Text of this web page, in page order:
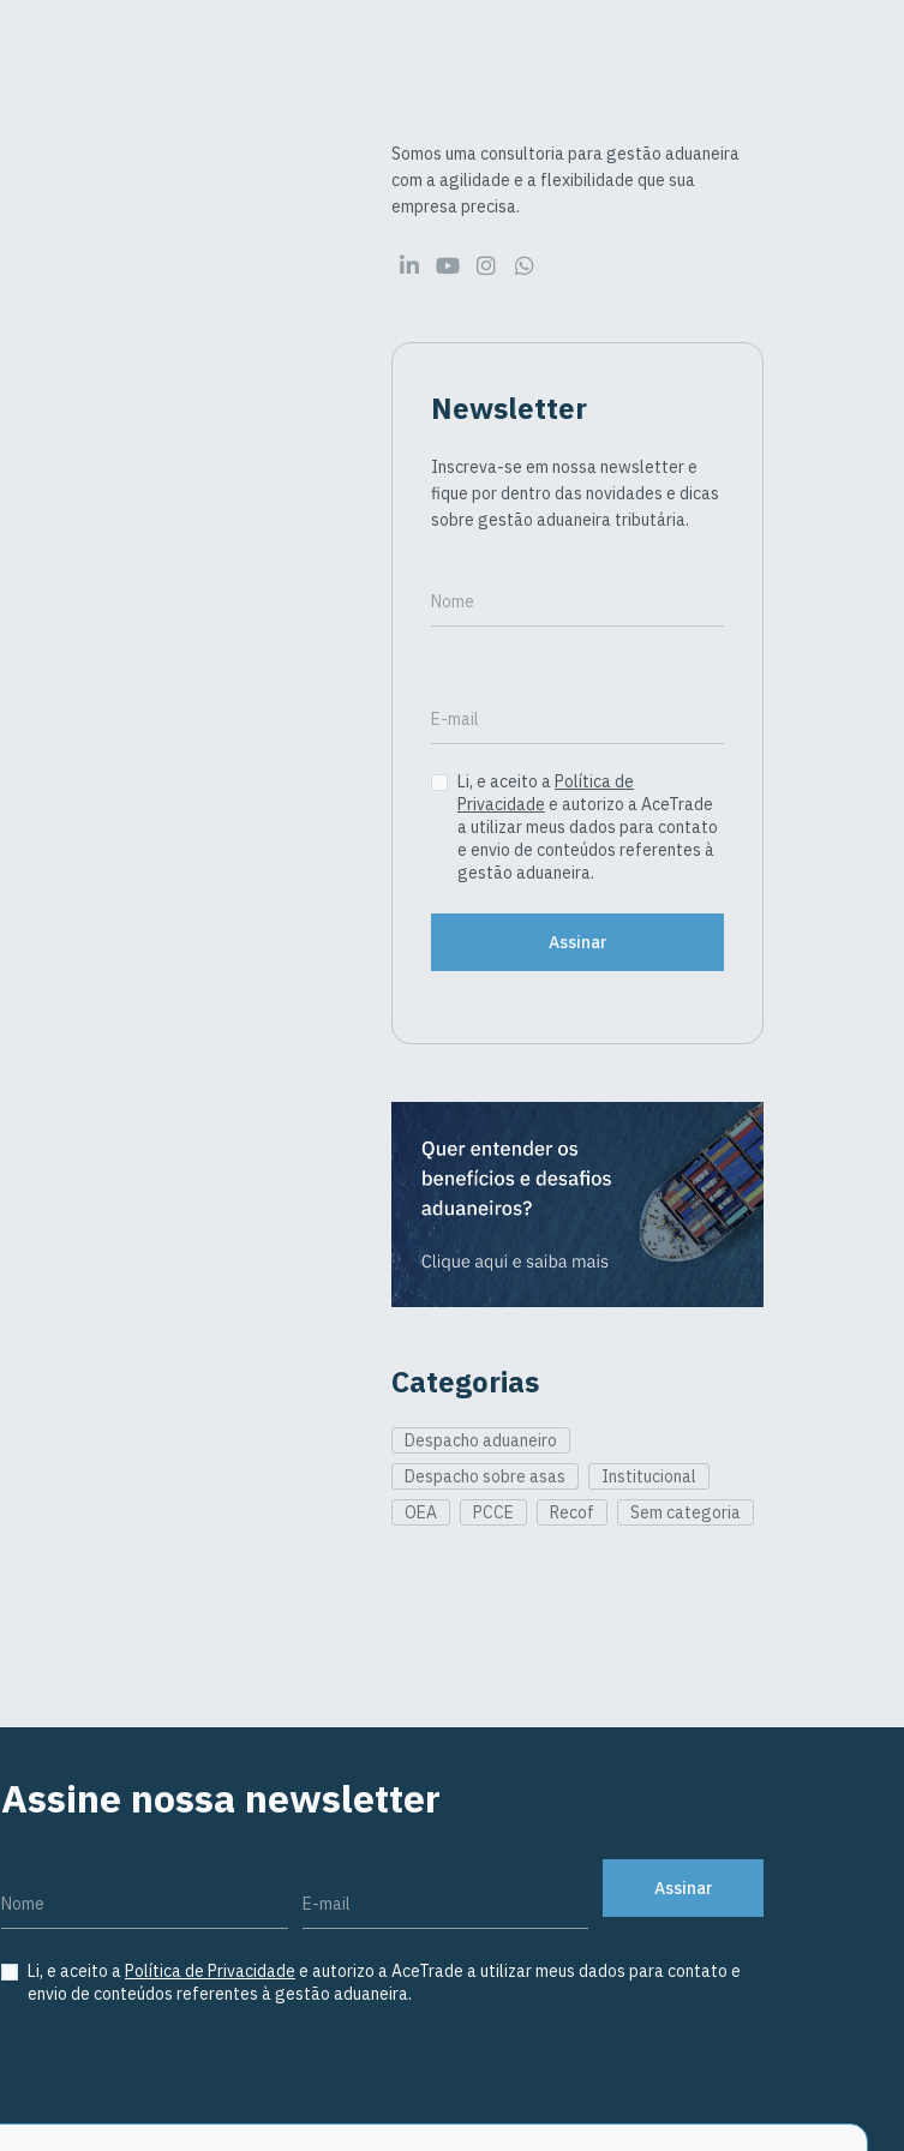
Somos uma consultoria para gestão aduaneira
com a agilidade e a flexibilidade que sua
empresa precisa.
Newsletter
Inscreva-se em nossa newsletter e
fique por dentro das novidades e dicas
sobre gestão aduaneira tributária.
Nome
E-mail
Li, e aceito aPolítica de
Privacidade e autorizo a AceTrade
a utilizar meus dados para contato
e envio de conteúdos referentes à
gestão aduaneira.
Assinar
Categorias
Despacho aduaneiro
Despacho sobre asas
Institucional
OEA
PCCE Recof Sem categoria
Assine nossa newsletter
Nome E-mail
Assinar
Li, e aceito a Política de Privacidade e autorizo a AceTrade a utilizar meus dados para contato e
envio de conteúdos referentes à gestão aduaneira.